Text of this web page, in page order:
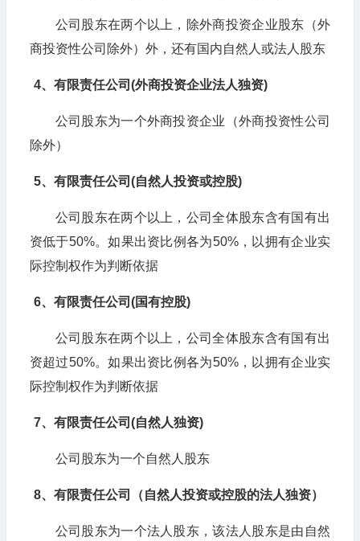
公司股东在两个以上，除外商投资企业股东（外
商投资性公司除外）外，还有国内自然人或法人股东
4、有限责任公司(外商投资企业法人独资)
公司股东为一个外商投资企业（外商投资性公司
除外）
5、有限责任公司(自然人投资或控股)
公司股东在两个以上，公司全体股东含有国有出
资低于50%。如果出资比例各为50%，以拥有企业实
际控制权作为判断依据
6、有限责任公司(国有控股)
公司股东在两个以上，公司全体股东含有国有出
资超过50%。如果出资比例各为50%，以拥有企业实
际控制权作为判断依据
7、有限责任公司(自然人独资)
公司股东为一个自然人股东
8、有限责任公司（自然人投资或控股的法人独资）
公司股东为一个法人股东，该法人股东是由自然